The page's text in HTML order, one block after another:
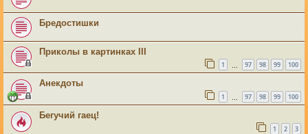
Бредостишки
Приколы в картинках III
1 97 98 99 100
Анекдоты
1 97 98 99 100
Бегучий гаец!
1 2 3